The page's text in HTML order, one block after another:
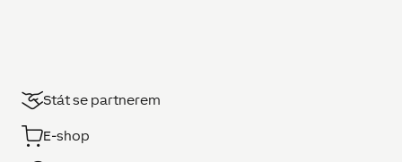
Stát se partnerem
E-shop